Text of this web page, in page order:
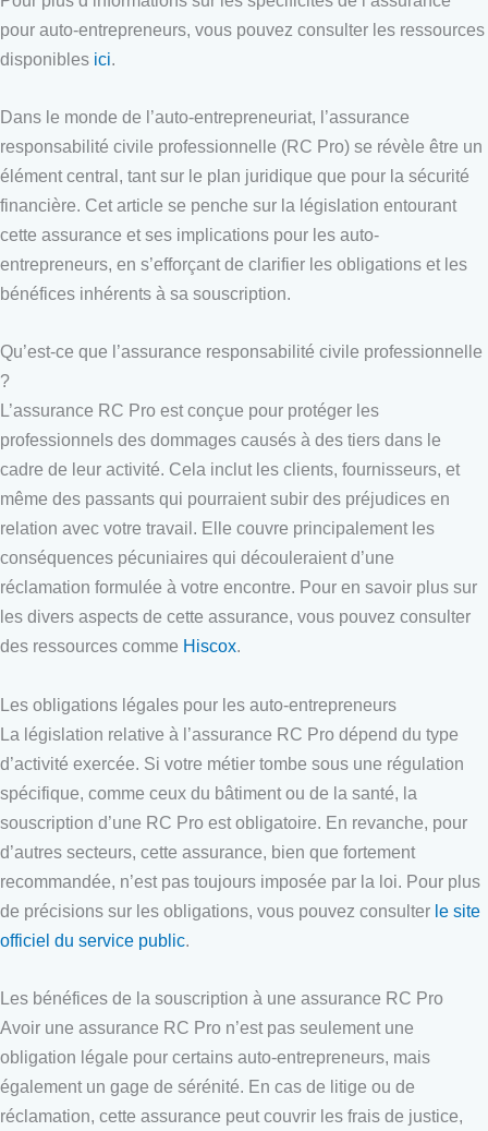
pour auto-entrepreneurs, vous pouvez consulter les ressources
disponibles ici.
Dans le monde de l’auto-entrepreneuriat, l’assurance
responsabilité civile professionnelle (RC Pro) se révèle être un
élément central, tant sur le plan juridique que pour la sécurité
financière. Cet article se penche sur la législation entourant
cette assurance et ses implications pour les auto-
entrepreneurs, en s’efforçant de clarifier les obligations et les
bénéfices inhérents à sa souscription.
Qu’est-ce que l’assurance responsabilité civile professionnelle
?
L’assurance RC Pro est conçue pour protéger les
professionnels des dommages causés à des tiers dans le
cadre de leur activité. Cela inclut les clients, fournisseurs, et
même des passants qui pourraient subir des préjudices en
relation avec votre travail. Elle couvre principalement les
conséquences pécuniaires qui découleraient d’une
réclamation formulée à votre encontre. Pour en savoir plus sur
les divers aspects de cette assurance, vous pouvez consulter
des ressources comme Hiscox.
Les obligations légales pour les auto-entrepreneurs
La législation relative à l’assurance RC Pro dépend du type
d’activité exercée. Si votre métier tombe sous une régulation
spécifique, comme ceux du bâtiment ou de la santé, la
souscription d’une RC Pro est obligatoire. En revanche, pour
d’autres secteurs, cette assurance, bien que fortement
recommandée, n’est pas toujours imposée par la loi. Pour plus
de précisions sur les obligations, vous pouvez consulter le site
officiel du service public.
Les bénéfices de la souscription à une assurance RC Pro
Avoir une assurance RC Pro n’est pas seulement une
obligation légale pour certains auto-entrepreneurs, mais
également un gage de sérénité. En cas de litige ou de
réclamation, cette assurance peut couvrir les frais de justice,